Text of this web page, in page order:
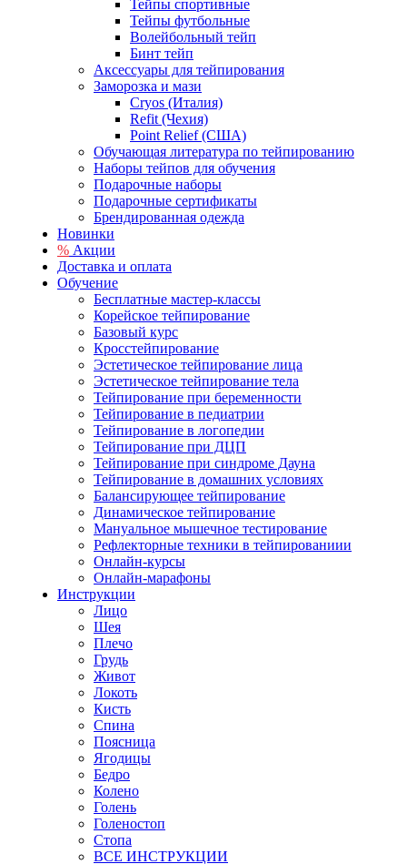
Тейпы спортивные
Тейпы футбольные
Волейбольный тейп
Бинт тейп
Аксессуары для тейпирования
Заморозка и мази
Cryos (Италия)
Refit (Чехия)
Point Relief (США)
Обучающая литература по тейпированию
Наборы тейпов для обучения
Подарочные наборы
Подарочные сертификаты
Брендированная одежда
Новинки
% Акции
Доставка и оплата
Обучение
Бесплатные мастер-классы
Корейское тейпирование
Базовый курс
Кросстейпирование
Эстетическое тейпирование лица
Эстетическое тейпирование тела
Тейпирование при беременности
Тейпирование в педиатрии
Тейпирование в логопедии
Тейпирование при ДЦП
Тейпирование при синдроме Дауна
Тейпирование в домашних условиях
Балансирующее тейпирование
Динамическое тейпирование
Мануальное мышечное тестирование
Рефлекторные техники в тейпированиии
Онлайн-курсы
Онлайн-марафоны
Инструкции
Лицо
Шея
Плечо
Грудь
Живот
Локоть
Кисть
Спина
Поясница
Ягодицы
Бедро
Колено
Голень
Голеностоп
Стопа
ВСЕ ИНСТРУКЦИИ